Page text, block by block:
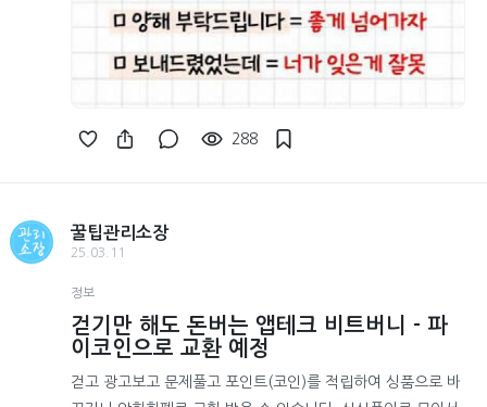
288
꿀팁관리소장
25.03.11
정보
걷기만 해도 돈버는 앱테크 비트버니 - 파
이코인으로 교환 예정
걷고 광고보고 문제풀고 포인트(코인)를 적립하여 싱품으로 바